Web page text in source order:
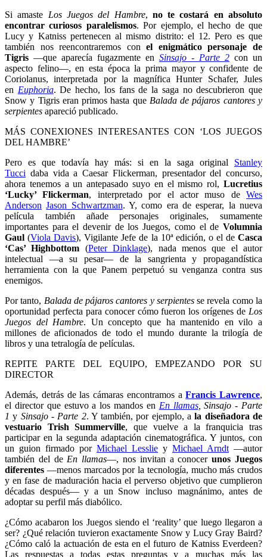
Si amaste Los Juegos del Hambre, no te costará en absoluto
encontrar curiosos paralelismos. Por ejemplo, el hecho de que
Lucy y Katniss pertenecen al mismo distrito: el 12. Pero es que
también nos reencontraremos conel enigmático personaje de
Tigris —que aparecía fugazmente en Sinsajo - Parte 2 con un
aspecto felino—, en esta época la prima mayor y confidente de
Coriolanus, interpretada por la magnífica Hunter Schafer, Jules
en Euphoria. De hecho, los fans de la saga no descubrieron que
Snow y Tigris eran primos hasta que Balada de pájaros cantores y
serpientes apareció publicado.
MÁS CONEXIONES INTERESANTES CON ‘LOS JUEGOS
DEL HAMBRE’
Pero es que todavía hay más: si en la saga original Stanley
Tucci daba vida a Caesar Flickerman, presentador del concurso,
ahora tenemos a un antepasado suyo en el mismo rol, Lucretius
‘Lucky’ Flickerman, interpretado por el actor muso de Wes
Anderson Jason Schwartzman. Y, como era de esperar, la nueva
película también añade personajes originales, sumamente
importantes para el devenir de los Juegos, como el de Volumnia
Gaul(Viola Davis), Vigilante Jefe de la 10ª edición, o el deCasca
‘Cas’ Highbottom (Peter Dinklage), nada menos que el autor
intelectual —a su pesar— de la sangrienta y propagandística
herramienta con la que Panem perpetuó su venganza contra sus
enemigos.
Por tanto, Balada de pájaros cantores y serpientesse revela como la
oportunidad perfecta para conocer cómo fueron los orígenes de Los
Juegos del Hambre. Un concepto que ha mantenido en vilo a
millones de aficionados de todo el mundo durante la trilogía de
libros y una tetralogía de películas.
REPITE PARTE DEL EQUIPO, EMPEZANDO POR SU
DIRECTOR
Además, detrás de las cámaras encontramos aFrancis Lawrence,
el director que estuvo a los mandos en En llamas, Sinsajo - Parte
1 y Sinsajo - Parte 2. Y también, por ejemplo, ala diseñadora de
vestuario Trish Summerville, que vuelve a la franquicia tras
participar en la segunda adaptación cinematográfica. Y juntos, con
un guion firmado por Michael Lesslie y Michael Arndt —autor
también del deEn llamas—, nos invitan a conocerunos Juegos
diferentes —menos marcados por la tecnología, mucho más crudos
y en fase de maduración hacia el perverso objetivo que cumplieron
décadas después— y a un Snow incluso magnánimo, antes de
adoptar su perfil más diabólico.
¿Cómo acabaron los Juegos siendo el ‘reality’ que luego llegaron a
ser? ¿Qué relación tuvieron exactamente Snow y Lucy Gray Baird?
¿Cómo caló la actuación de esta en el futuro de Katniss Everdeen?
Las respuestas a todas estas preguntas y a muchas más las